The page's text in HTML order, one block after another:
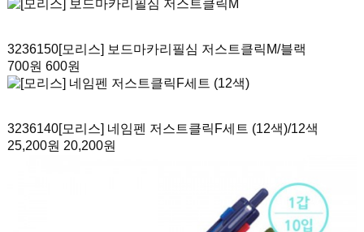
3236150[모리스] 보드마카리필심 저스트클릭M/블랙
700원 600원
3236140[모리스] 네임펜 저스트클릭F세트 (12색)/12색
25,200원 20,200원